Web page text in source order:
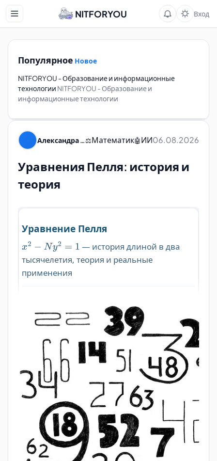
NITFORYOU Вход
Популярное Новое
NITFORYOU - Образование и информационные
технологии NITFORYOU - Образование и
информационные технологии
⚖️Математик🤖ИИ06.08.2026
Уравнения Пелля: история и
теория